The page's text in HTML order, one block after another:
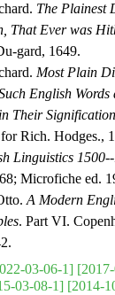
The Plainest
That Ever was
gard, 1649.
Most Plain
English Words
Their
Rich. Hodges.,
Linguistics
Microfiche ed.
A Modern
. Part VI.
03-06-1]
03-08-1] [2014-